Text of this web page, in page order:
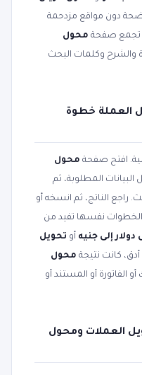
دون مواقع مزدحمة
تجمع صفحة محول
والشرح وكلمات البحث
العملة خطوة
افتح صفحة محول
البيانات المطلوبة، ثم
راجع الناتج، ثم انسخه أو
نفسها تفيد من
دولار إلى جنيه أو تحويل
كانت نتيجة محول
الفاتورة أو المستند أو
العملات ومحول